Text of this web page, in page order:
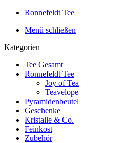
Ronnefeldt Tee
Menü schließen
Kategorien
Tee Gesamt
Ronnefeldt Tee
Joy of Tea
Teavelope
Pyramidenbeutel
Geschenke
Kristalle & Co.
Feinkost
Zubehör